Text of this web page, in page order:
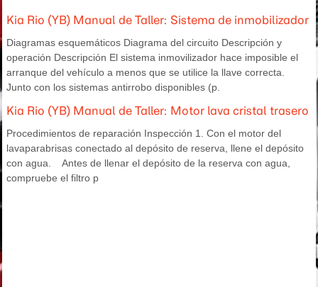
Kia Rio (YB) Manual de Taller: Sistema de inmobilizador
Diagramas esquemáticos Diagrama del circuito Descripción y
operación Descripción El sistema inmovilizador hace imposible el
arranque del vehículo a menos que se utilice la llave correcta.
Junto con los sistemas antirrobo disponibles (p.
Kia Rio (YB) Manual de Taller: Motor lava cristal trasero
Procedimientos de reparación Inspección 1. Con el motor del
lavaparabrisas conectado al depósito de reserva, llene el depósito
con agua. Antes de llenar el depósito de la reserva con agua,
compruebe el filtro p